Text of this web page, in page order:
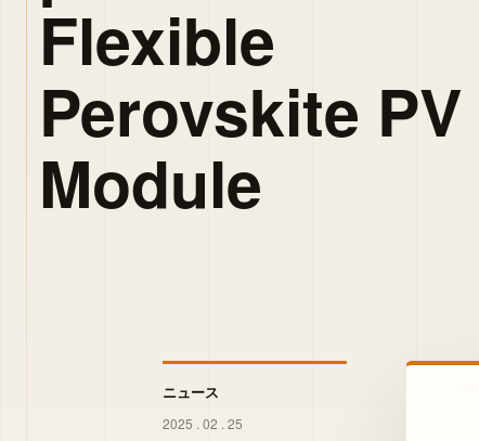
Flexible
Perovskite PV
Module
ニュース
2025 . 02 . 25